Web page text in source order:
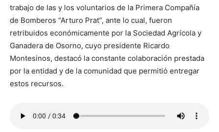
trabajo de las y los voluntarios de la Primera Compañía
de Bomberos “Arturo Prat”, ante lo cual, fueron
retribuidos económicamente por la Sociedad Agrícola y
Ganadera de Osorno, cuyo presidente Ricardo
Montesinos, destacó la constante colaboración prestada
por la entidad y de la comunidad que permitió entregar
estos recursos.